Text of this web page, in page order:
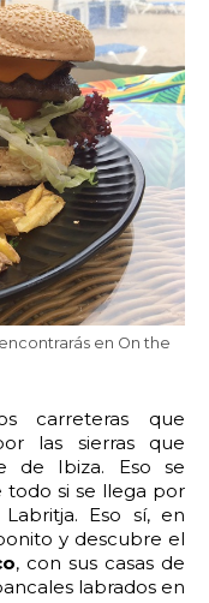
en On the
carreteras que
las sierras que
de Ibiza. Eso se
todo si se llega por
Eso sí, en
y descubre el
, con sus casas de
labrados en